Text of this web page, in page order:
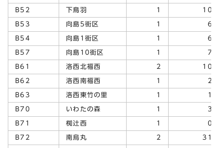
B52 下鳥羽 1 10
B53 向島5街区 1 6
B54 向島1街区 1 6
B57 向島10街区 1 7
B61 洛西北福西 2 10
B62 洛西南福西 1 2
B63 洛西東竹の里 1 1
B70 いわたの森 1 3
B71 椥辻西 1 0
B72 南烏丸 2 31